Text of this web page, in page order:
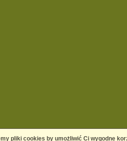
pliki cookies by umożliwić Ci wygodne